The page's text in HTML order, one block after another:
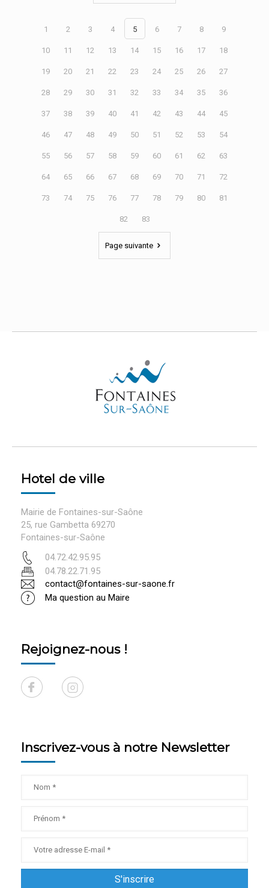
1 2 3 4 5 6 7 8 9
10 11 12 13 14 15 16 17 18
19 20 21 22 23 24 25 26 27
28 29 30 31 32 33 34 35 36
37 38 39 40 41 42 43 44 45
46 47 48 49 50 51 52 53 54
55 56 57 58 59 60 61 62 63
64 65 66 67 68 69 70 71 72
73 74 75 76 77 78 79 80 81
82 83
Page suivante
Hotel de ville
Mairie de Fontaines-sur-Saône
25, rue Gambetta 69270
Fontaines-sur-Saône
04.72.42.95.95
04.78.22.71.95
contact@fontaines-sur-saone.fr
Ma question au Maire
Rejoignez-nous !
Inscrivez-vous à notre Newsletter